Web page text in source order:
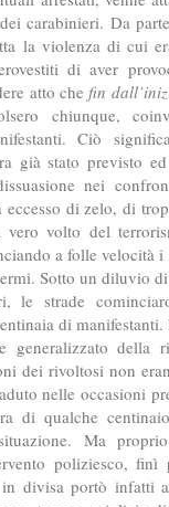
carabinieri. Da
la violenza di cui
di aver
atto chefin
chiunque,
Ciò
già stato previsto
nei
di zelo, di
vero volto del
a folle velocità
Sotto un diluvio
le strade
di
generalizzato della
dei rivoltosi non
nelle occasioni
di qualche
Ma
poliziesco, finì
divisa portò infatti